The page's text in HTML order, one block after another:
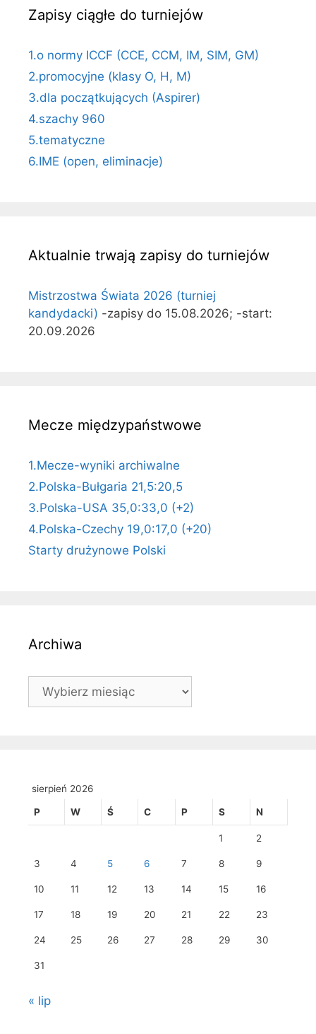
Zapisy ciągłe do turniejów
1.o normy ICCF (CCE, CCM, IM, SIM, GM)
2.promocyjne (klasy O, H, M)
3.dla początkujących (Aspirer)
4.szachy 960
5.tematyczne
6.IME (open, eliminacje)
Aktualnie trwają zapisy do turniejów
Mistrzostwa Świata 2026 (turniej
kandydacki) -zapisy do 15.08.2026; -start:
20.09.2026
Mecze międzypaństwowe
1.Mecze-wyniki archiwalne
2.Polska-Bułgaria 21,5:20,5
3.Polska-USA 35,0:33,0 (+2)
4.Polska-Czechy 19,0:17,0 (+20)
Starty drużynowe Polski
Archiwa
Archiwa
sierpień 2026
P W Ś C P S N
1 2
3 4 5 6 7 8 9
10 11 12 13 14 15 16
17 18 19 20 21 22 23
24 25 26 27 28 29 30
31
« lip